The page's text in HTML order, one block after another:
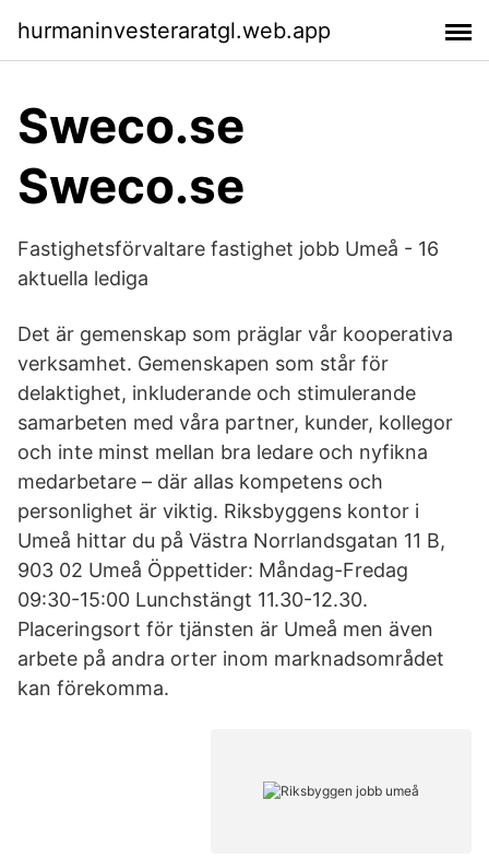
hurmaninvesteraratgl.web.app
Sweco.se
Sweco.se
Fastighetsförvaltare fastighet jobb Umeå - 16
aktuella lediga
Det är gemenskap som präglar vår kooperativa
verksamhet. Gemenskapen som står för
delaktighet, inkluderande och stimulerande
samarbeten med våra partner, kunder, kollegor
och inte minst mellan bra ledare och nyfikna
medarbetare – där allas kompetens och
personlighet är viktig. Riksbyggens kontor i
Umeå hittar du på Västra Norrlandsgatan 11 B,
903 02 Umeå Öppettider: Måndag-Fredag
09:30-15:00 Lunchstängt 11.30-12.30.
Placeringsort för tjänsten är Umeå men även
arbete på andra orter inom marknadsområdet
kan förekomma.